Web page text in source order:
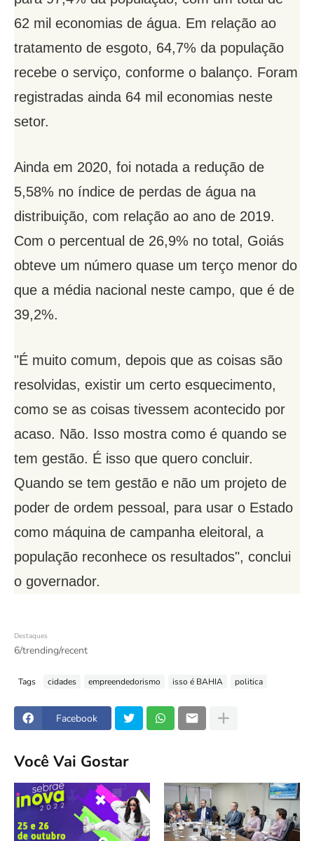
62 mil economias de água. Em relação ao
tratamento de esgoto, 64,7% da população
recebe o serviço, conforme o balanço. Foram
registradas ainda 64 mil economias neste
setor.
Ainda em 2020, foi notada a redução de
5,58% no índice de perdas de água na
distribuição, com relação ao ano de 2019.
Com o percentual de 26,9% no total, Goiás
obteve um número quase um terço menor do
que a média nacional neste campo, que é de
39,2%.
"É muito comum, depois que as coisas são
resolvidas, existir um certo esquecimento,
como se as coisas tivessem acontecido por
acaso. Não. Isso mostra como é quando se
tem gestão. É isso que quero concluir.
Quando se tem gestão e não um projeto de
poder de ordem pessoal, para usar o Estado
como máquina de campanha eleitoral, a
população reconhece os resultados", conclui
o governador.
Destaques
6/trending/recent
Tags cidades empreendedorismo isso é BAHIA politica
Facebook
Você Vai Gostar